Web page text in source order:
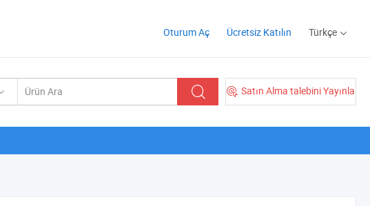
Oturum Aç Ücretsiz Katılın Türkçe
Satın Alma talebini Yayınla